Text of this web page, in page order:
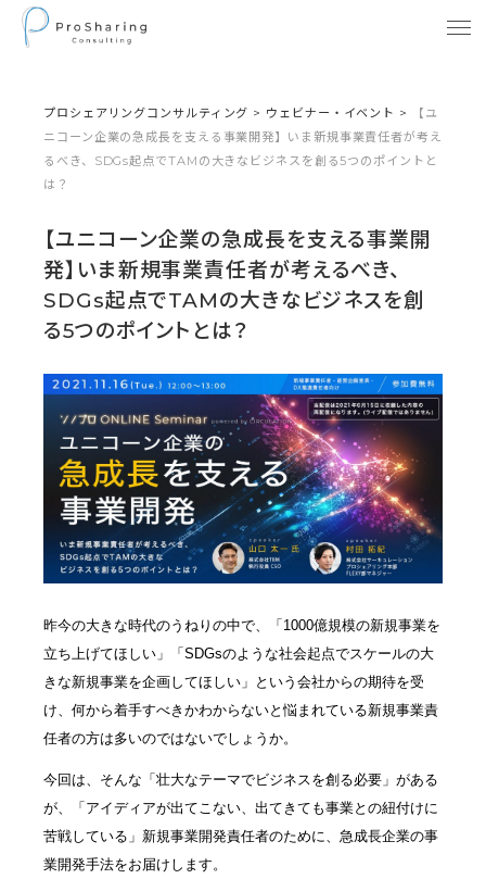
プロシェアリングコンサルティング > ウェビナー・イベント >
【ユ
ニコーン企業の急成長を支える事業開発】いま新規事業責任者が考え
るべき、SDGs起点でTAMの大きなビジネスを創る5つのポイントと
は？
【ユニコーン企業の急成長を支える事業開
発】いま新規事業責任者が考えるべき、
SDGs起点でTAMの大きなビジネスを創
る5つのポイントとは？
昨今の大きな時代のうねりの中で、「1000億規模の新規事業を
立ち上げてほしい」「SDGsのような社会起点でスケールの大
きな新規事業を企画してほしい」という会社からの期待を受
け、何から着手すべきかわからないと悩まれている新規事業責
任者の方は多いのではないでしょうか。
今回は、そんな「壮大なテーマでビジネスを創る必要」がある
が、「アイディアが出てこない、出てきても事業との紐付けに
苦戦している」新規事業開発責任者のために、急成長企業の事
業開発手法をお届けします。